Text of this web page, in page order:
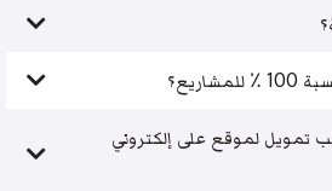
لموقع على إلكتروني